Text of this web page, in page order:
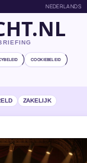
NEDERLANDS
COOKIEBELEID
ZAKELIJK